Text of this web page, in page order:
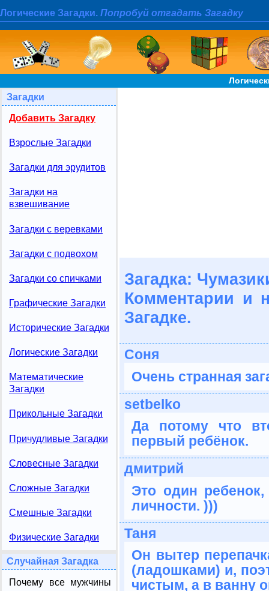
Логические Загадки. Попробуй отгадать Загадку
Загадки
Добавить Загадку
Взрослые Загадки
Загадки для эрудитов
Загадки на
взвешивание
Загадки с веревками
Загадки с подвохом
Загадки со спичками
Графические Загадки
Исторические Загадки
Логические Загадки
Математические
Загадки
Прикольные Загадки
Причудливые Загадки
Словесные Загадки
Сложные Загадки
Смешные Загадки
Физические Загадки
Случайная Загадка
Почему все мужчины
Загадка:
Комментарии и
Загадке.
Соня
Очень странная
setbelko
Да потому что
первый ребёнок.
дмитрий
Это один
личности. )))
Таня
Он вытер
(ладошками) и,
чистым, а в ванну